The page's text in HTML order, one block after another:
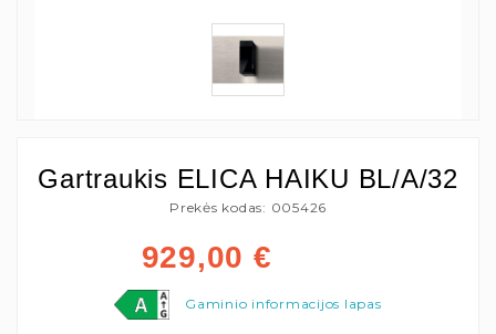
Gartraukis ELICA HAIKU BL/A/32
Prekės kodas: 005426
929,00 €
Gaminio informacijos lapas